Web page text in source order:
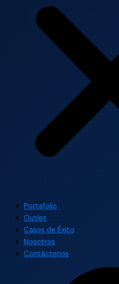
Portafolio
Outlet
Casos de Éxito
Nosotros
Contáctenos